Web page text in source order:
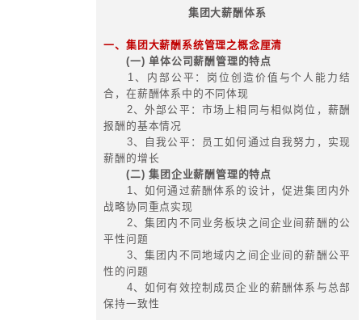
展，坚持推动传统产业转型升级，坚
1、完善现代化产业体系的政策法
2、加强关键核心技术攻关和战
撑。
3、提升超大规模市场优势。
4、加快建设世界一流企业。
5、加强产业链、供应链、生态
协同发展。
专题培训
国资经营评价